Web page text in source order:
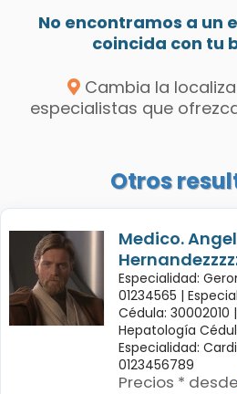
No encontramos a un
coincida con tu
Cambia la
especialistas que
Otros
Medico.
Especialidad:
01234565 |
Cédula: 30002010 |
Hepatología
Especialidad:
0123456789
Precios * desde